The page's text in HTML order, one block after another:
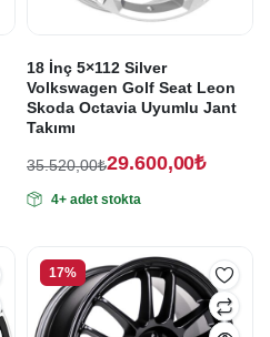
18 İnç 5×112 Silver
Volkswagen Golf Seat Leon
Skoda Octavia Uyumlu Jant
Takımı
35.520,00₺
fiyat:
29.600,00₺
andaki
29.600,00₺.
4+ adet stokta
17%